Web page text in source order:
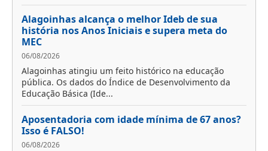
Alagoinhas alcança o melhor Ideb de sua
história nos Anos Iniciais e supera meta do
MEC
06/08/2026
Alagoinhas atingiu um feito histórico na educação
pública. Os dados do Índice de Desenvolvimento da
Educação Básica (Ide...
Aposentadoria com idade mínima de 67 anos?
Isso é FALSO!
06/08/2026